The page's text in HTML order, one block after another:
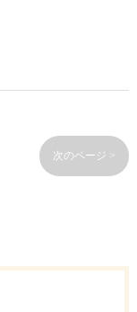
次のページ >